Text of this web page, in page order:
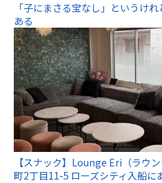
「子にまさる宝なし」というけ
ある
【スナック】Lounge Eri（ラウ
町2丁目11-5 ローズシティ入船